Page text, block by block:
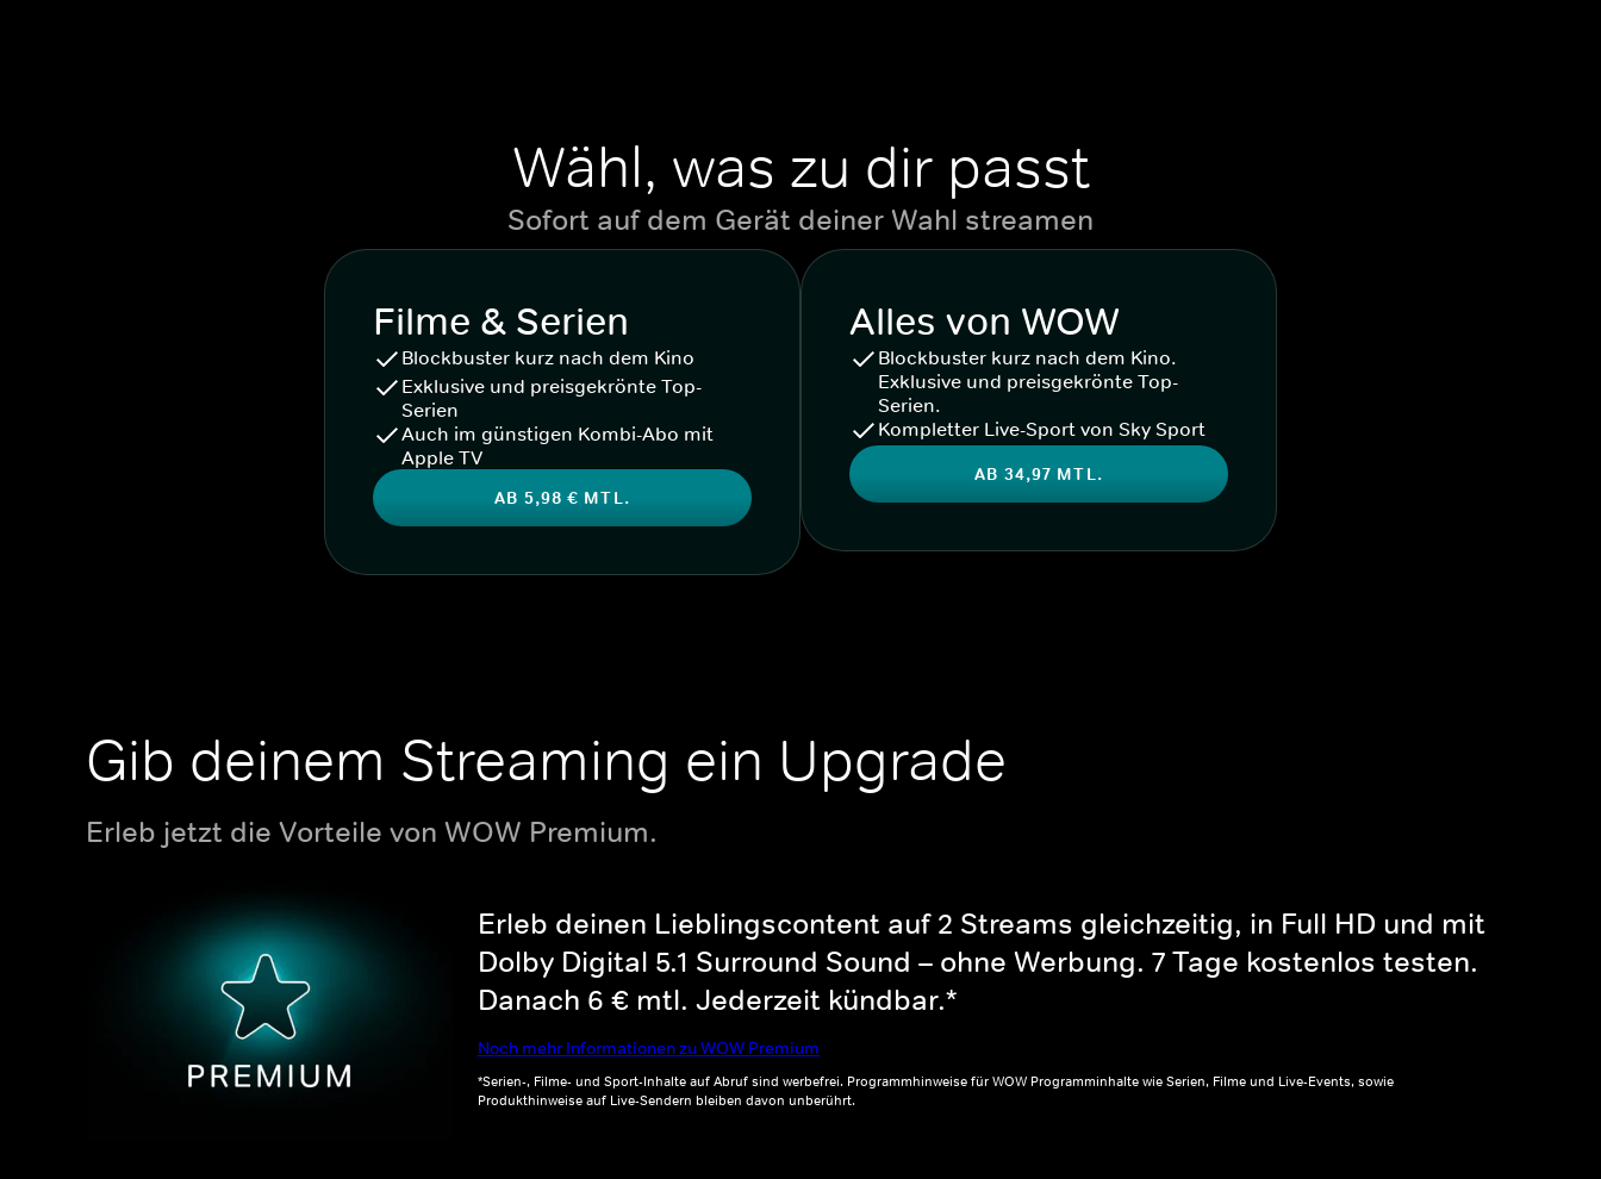
Wähl, was zu dir passt
Sofort auf dem Gerät deiner Wahl streamen
Filme & Serien
Blockbuster kurz nach dem Kino
Exklusive und preisgekrönte Top-
Serien
Auch im günstigen Kombi-Abo mit
Apple TV
AB 5,98 € MTL.
Alles von WOW
Blockbuster kurz nach dem Kino.
Exklusive und preisgekrönte Top-
Serien.
Kompletter Live-Sport von Sky Sport
AB 34,97 MTL.
Gib deinem Streaming ein Upgrade
Erleb jetzt die Vorteile von WOW Premium.
Erleb deinen Lieblingscontent auf 2 Streams gleichzeitig, in Full HD und mit
Dolby Digital 5.1 Surround Sound – ohne Werbung. 7 Tage kostenlos testen.
Danach 6 € mtl. Jederzeit kündbar.*
Noch mehr Informationen zu WOW Premium
*Serien-, Filme- und Sport-Inhalte auf Abruf sind werbefrei. Programmhinweise für WOW Programminhalte wie Serien, Filme und Live-Events, sowie
Produkthinweise auf Live-Sendern bleiben davon unberührt.